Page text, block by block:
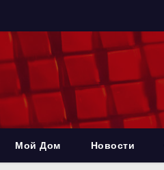
Мой Дом Новости